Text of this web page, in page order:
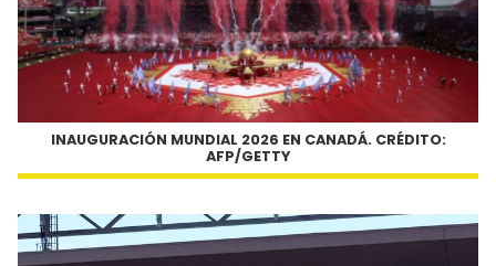
INAUGURACIÓN MUNDIAL 2026 EN CANADÁ. CRÉDITO:
AFP/GETTY